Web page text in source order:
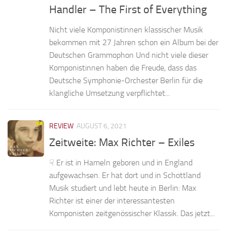
Handler – The First of Everything
Nicht viele Komponistinnen klassischer Musik
bekommen mit 27 Jahren schon ein Album bei der
Deutschen Grammophon Und nicht viele dieser
Komponistinnen haben die Freude, dass das
Deutsche Symphonie-Orchester Berlin für die
klangliche Umsetzung verpflichtet...
REVIEW AUGUST 6, 2021
Zeitweite: Max Richter – Exiles
☟ Er ist in Hameln geboren und in England
aufgewachsen. Er hat dort und in Schottland
Musik studiert und lebt heute in Berlin: Max
Richter ist einer der interessantesten
Komponisten zeitgenössischer Klassik. Das jetzt...